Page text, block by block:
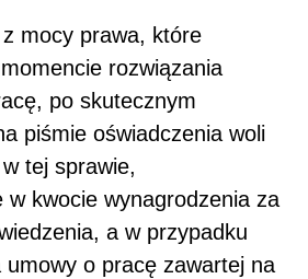
z mocy prawa, które
rozwiązania
po skutecznym
piśmie oświadczenia woli
tej sprawie,
w kwocie wynagrodzenia za
a w przypadku
umowy o pracę zawartej na